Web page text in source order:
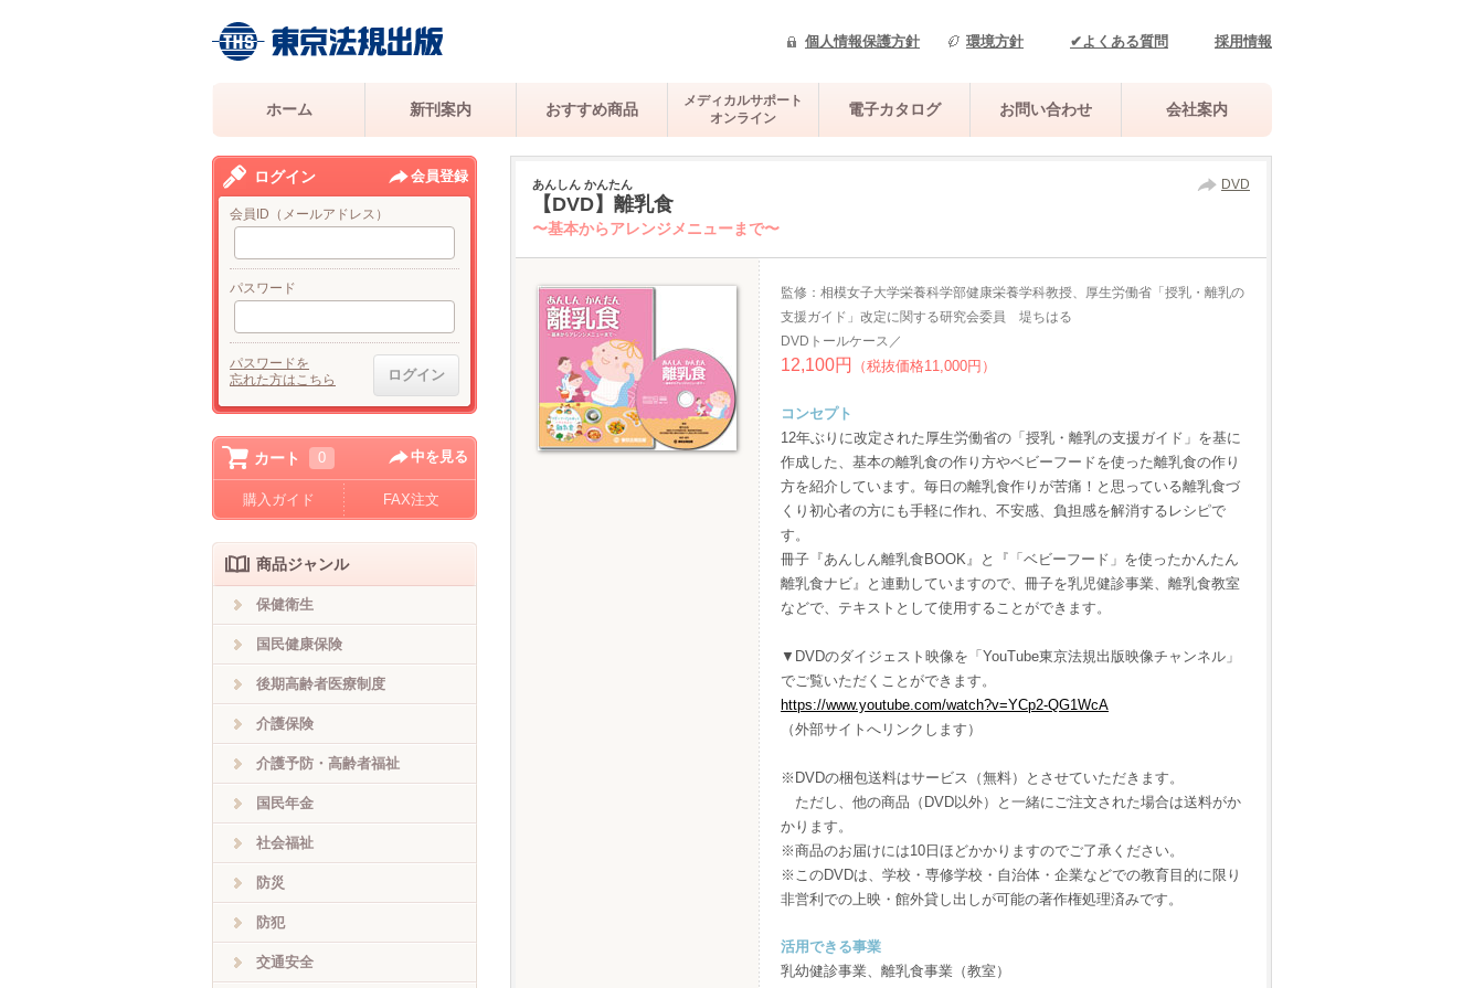
個人情報保護方針 環境方針 ✔よくある質問 採用情報
ホーム 新刊案内 おすすめ商品
メディカルサポート
オンライン
電子カタログ お問い合わせ 会社案内
DVD
あんしん かんたん
【DVD】離乳食
〜基本からアレンジメニューまで〜
監修：相模女子大学栄養科学部健康栄養学科教授、厚生労働省「授乳・離乳の
支援ガイド」改定に関する研究会委員 堤ちはる
DVDトールケース／
12,100円 （税抜価格11,000円）
コンセプト
12年ぶりに改定された厚生労働省の「授乳・離乳の支援ガイド」を基に
作成した、基本の離乳食の作り方やベビーフードを使った離乳食の作り
方を紹介しています。毎日の離乳食作りが苦痛！と思っている離乳食づ
くり初心者の方にも手軽に作れ、不安感、負担感を解消するレシピで
す。
冊子『あんしん離乳食BOOK』と『「ベビーフード」を使ったかんたん
離乳食ナビ』と連動していますので、冊子を乳児健診事業、離乳食教室
などで、テキストとして使用することができます。
▼DVDのダイジェスト映像を「YouTube東京法規出版映像チャンネル」
でご覧いただくことができます。
https://www.youtube.com/watch?v=YCp2-QG1WcA
（外部サイトへリンクします）
※DVDの梱包送料はサービス（無料）とさせていただきます。
ただし、他の商品（DVD以外）と一緒にご注文された場合は送料がか
かります。
※商品のお届けには10日ほどかかりますのでご了承ください。
※このDVDは、学校・専修学校・自治体・企業などでの教育目的に限り
非営利での上映・館外貸し出しが可能の著作権処理済みです。
活用できる事業
乳幼健診事業、離乳食事業（教室）
ログイン 会員登録
会員ID（メールアドレス）
パスワード
パスワードを
忘れた方はこちら
カート 0 中を見る
購入ガイド FAX注文
商品ジャンル
保健衛生
国民健康保険
後期高齢者医療制度
介護保険
介護予防・高齢者福祉
国民年金
社会福祉
防災
防犯
交通安全